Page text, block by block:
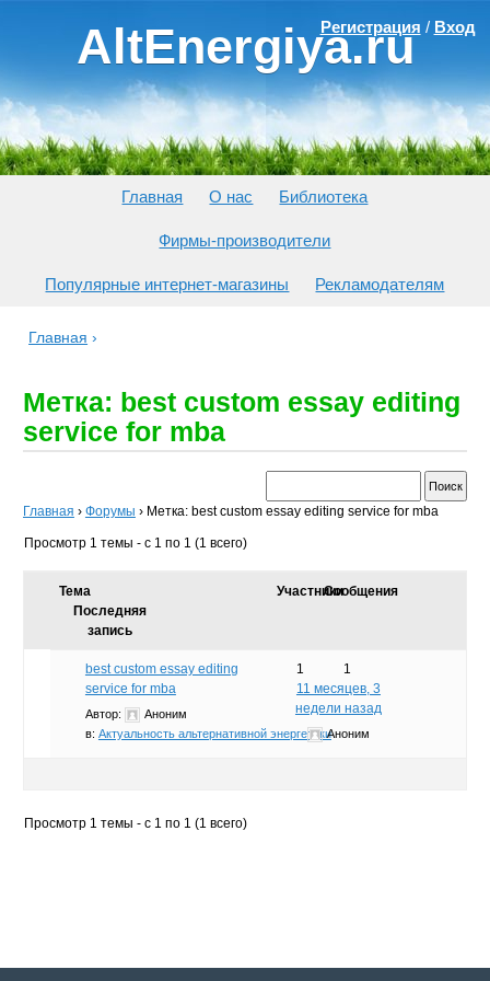
AltEnergiya.ru
Регистрация / Вход
Главная О нас Библиотека
Фирмы-производители
Популярные интернет-магазины Рекламодателям
Главная ›
Метка: best custom essay editing
service for mba
Главная › Форумы › Метка: best custom essay editing service for mba
Просмотр 1 темы - с 1 по 1 (1 всего)
Тема УчастникиСообщения
Последняя
запись
best custom essay editing
service for mba
Автор:
Аноним
в: Актуальность альтернативной энергетики
1
1
11 месяцев, 3
недели назад
Аноним
Просмотр 1 темы - с 1 по 1 (1 всего)